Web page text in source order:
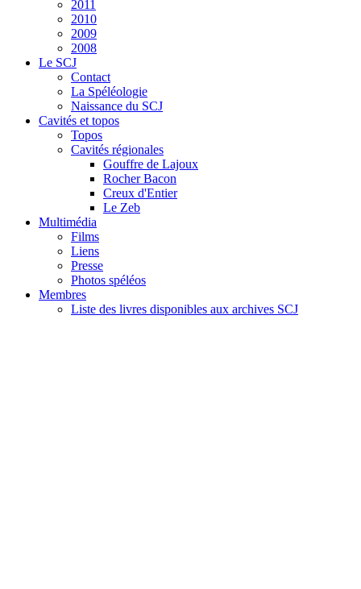
2011
2010
2009
2008
Le SCJ
Contact
La Spéléologie
Naissance du SCJ
Cavités et topos
Topos
Cavités régionales
Gouffre de Lajoux
Rocher Bacon
Creux d'Entier
Le Zeb
Multimédia
Films
Liens
Presse
Photos spéléos
Membres
Liste des livres disponibles aux archives SCJ